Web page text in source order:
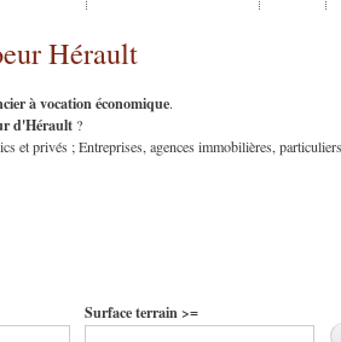
Hérault
à vocation économique.
d'Hérault ?
et privés ; Entreprises, agences immobilières,
Surface terrain >=